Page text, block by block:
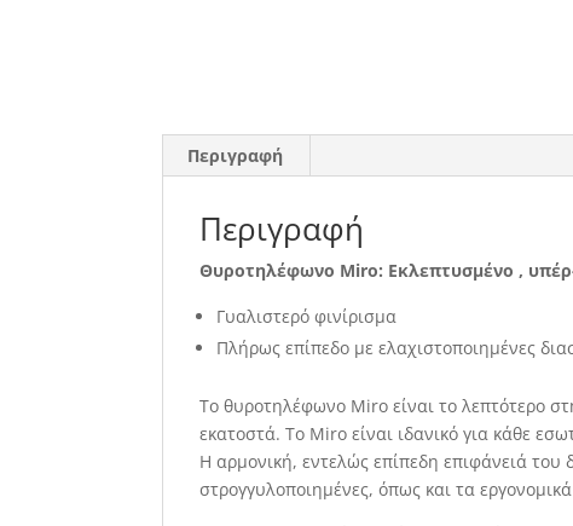
Περιγραφή
Περιγραφή
Θυροτηλέφωνο Miro: Εκλεπτυσμένο ,
Γυαλιστερό φινίρισμα
Πλήρως επίπεδο με ελαχιστοποιημένες
Tο θυροτηλέφωνο Miro είναι τo λεπτότερο
εκατοστά. Το Miro είναι ιδανικό για κάθε
Η αρμονική, εντελώς επίπεδη επιφάνειά του
στρογγυλοποιημένες, όπως και τα